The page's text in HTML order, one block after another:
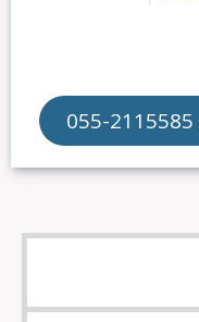
055-2115585